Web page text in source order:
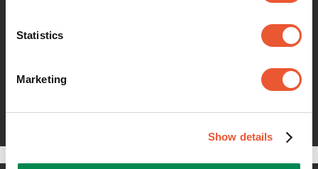
Statistics
Marketing
Show details
Screens auf dem Tisch und mit einem Joystick gesteuert
werden. Dank dieser cleveren Technologie entstand eine
Videowand, die in keinster Weise mit Kabeln an den
außerdem werden alle Inhalte und Aufträge kabellos
hat mit
seiner Echtzeit-Visualisierung hervorragende Arbeit